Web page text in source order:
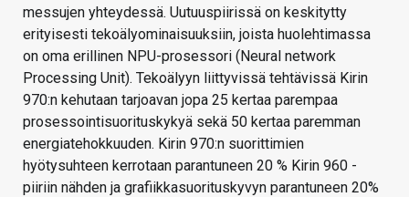
messujen yhteydessä. Uutuuspiirissä on keskitytty
erityisesti tekoälyominaisuuksiin, joista huolehtimassa
on oma erillinen NPU-prosessori (Neural network
Processing Unit). Tekoälyyn liittyvissä tehtävissä Kirin
970:n kehutaan tarjoavan jopa 25 kertaa parempaa
prosessointisuorituskykyä sekä 50 kertaa paremman
energiatehokkuuden. Kirin 970:n suorittimien
hyötysuhteen kerrotaan parantuneen 20 % Kirin 960 -
piiriin nähden ja grafiikkasuorituskyvyn parantuneen 20%